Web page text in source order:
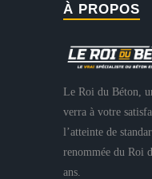
À PROPOS
Le Roi du Béton,
verra à votre
l’atteinte de
renommée du Roi
ans.